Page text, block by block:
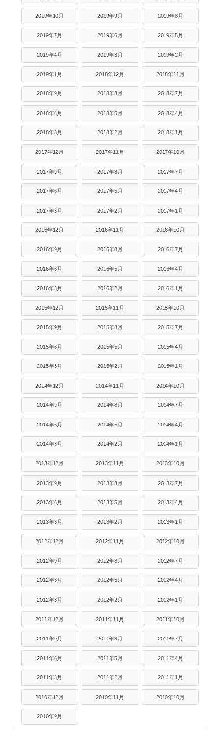
2019年10月 2019年9月 2019年8月
2019年7月 2019年6月 2019年5月
2019年4月 2019年3月 2019年2月
2019年1月 2018年12月 2018年11月
2018年9月 2018年8月 2018年7月
2018年6月 2018年5月 2018年4月
2018年3月 2018年2月 2018年1月
2017年12月 2017年11月 2017年10月
2017年9月 2017年8月 2017年7月
2017年6月 2017年5月 2017年4月
2017年3月 2017年2月 2017年1月
2016年12月 2016年11月 2016年10月
2016年9月 2016年8月 2016年7月
2016年6月 2016年5月 2016年4月
2016年3月 2016年2月 2016年1月
2015年12月 2015年11月 2015年10月
2015年9月 2015年8月 2015年7月
2015年6月 2015年5月 2015年4月
2015年3月 2015年2月 2015年1月
2014年12月 2014年11月 2014年10月
2014年9月 2014年8月 2014年7月
2014年6月 2014年5月 2014年4月
2014年3月 2014年2月 2014年1月
2013年12月 2013年11月 2013年10月
2013年9月 2013年8月 2013年7月
2013年6月 2013年5月 2013年4月
2013年3月 2013年2月 2013年1月
2012年12月 2012年11月 2012年10月
2012年9月 2012年8月 2012年7月
2012年6月 2012年5月 2012年4月
2012年3月 2012年2月 2012年1月
2011年12月 2011年11月 2011年10月
2011年9月 2011年8月 2011年7月
2011年6月 2011年5月 2011年4月
2011年3月 2011年2月 2011年1月
2010年12月 2010年11月 2010年10月
2010年9月